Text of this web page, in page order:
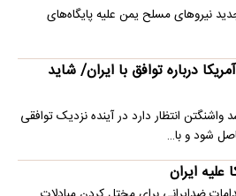
نیروهای مسلح یمن علیه پایگاه‌های
درباره توافق با ایران/ شاید
واشنگتن انتظار دارد در آینده نزدیک توافقی
ایران